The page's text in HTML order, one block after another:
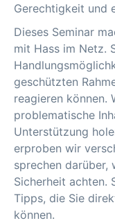
Gerechtigkeit und
Dieses Seminar
mit Hass im Netz.
geschützten
reagieren können.
problematische
Unterstützung
erproben wir
sprechen darüber,
Sicherheit achten.
Tipps, die Sie
können.